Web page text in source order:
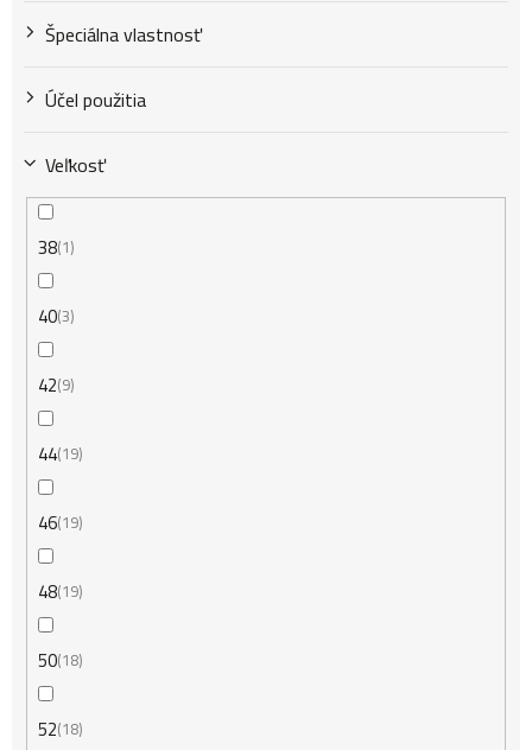
Špeciálna vlastnosť
Účel použitia
Veľkosť
38 1
403
42 9
44 19
46 19
48 19
50 18
52 18